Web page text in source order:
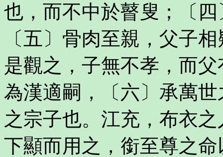
也，而不中於瞽叟；〔
〔五〕骨肉至親，父子
是觀之，子無不孝，而
為漢適嗣，〔六〕承萬
之宗子也。江充，布衣
下顯而用之，銜至尊之